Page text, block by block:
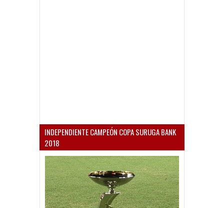
INDEPENDIENTE CAMPEÓN COPA SURUGA BANK
2018